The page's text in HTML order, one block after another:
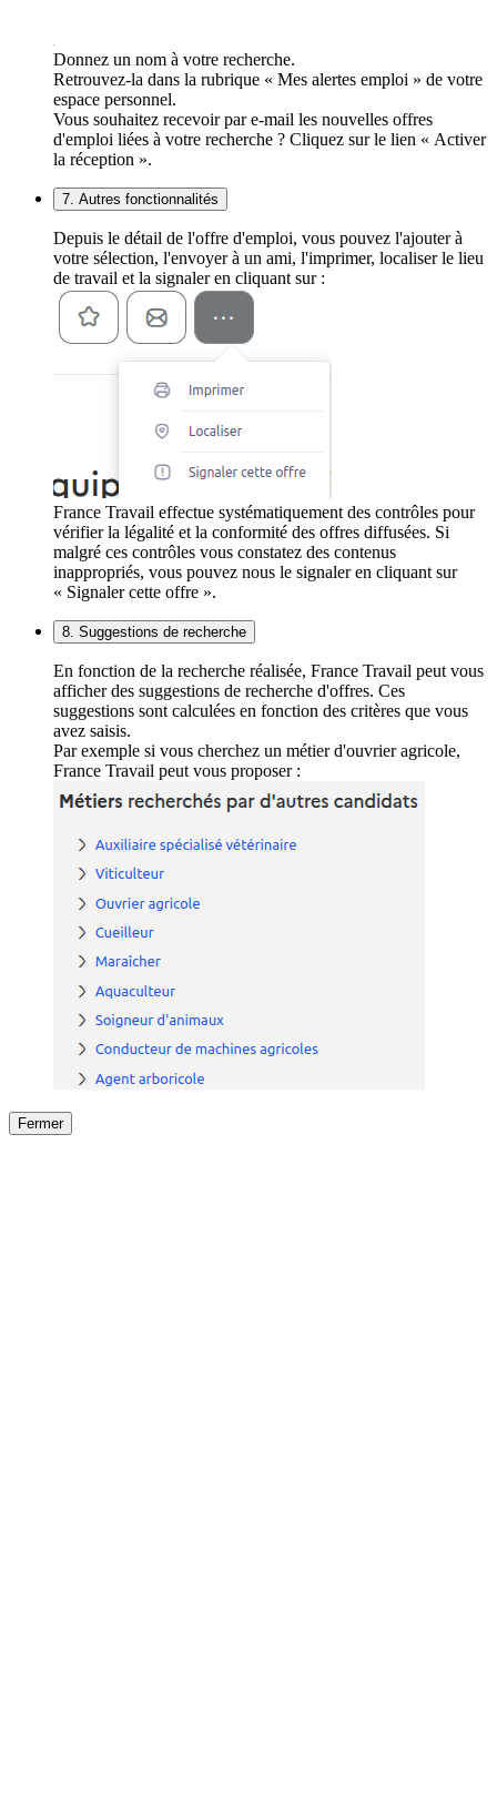
Donnez un nom à votre recherche.
Retrouvez-la dans la rubrique « Mes alertes emploi » de votre
espace personnel.
Vous souhaitez recevoir par e-mail les nouvelles offres
d'emploi liées à votre recherche ? Cliquez sur le lien « Activer
la réception ».
7. Autres fonctionnalités
Depuis le détail de l'offre d'emploi, vous pouvez l'ajouter à
votre sélection, l'envoyer à un ami, l'imprimer, localiser le lieu
de travail et la signaler en cliquant sur :
France Travail effectue systématiquement des contrôles pour
vérifier la légalité et la conformité des offres diffusées. Si
malgré ces contrôles vous constatez des contenus
inappropriés, vous pouvez nous le signaler en cliquant sur
« Signaler cette offre ».
8. Suggestions de recherche
En fonction de la recherche réalisée, France Travail peut vous
afficher des suggestions de recherche d'offres. Ces
suggestions sont calculées en fonction des critères que vous
avez saisis.
Par exemple si vous cherchez un métier d'ouvrier agricole,
France Travail peut vous proposer :
Fermer